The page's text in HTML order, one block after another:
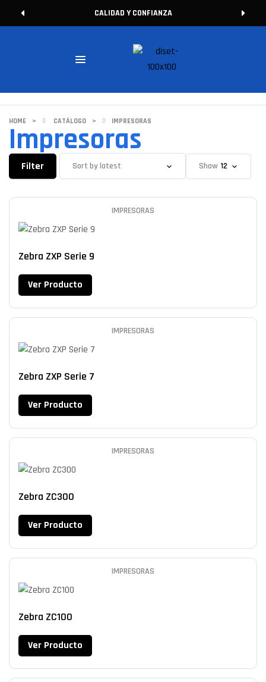
CALIDAD Y CONFIANZA
HOME > CATÁLOGO > IMPRESORAS
Impresoras
Filter Show
IMPRESORAS
Zebra ZXP Serie 9
Ver Producto
IMPRESORAS
Zebra ZXP Serie 7
Ver Producto
IMPRESORAS
Zebra ZC300
Ver Producto
IMPRESORAS
Zebra ZC100
Ver Producto